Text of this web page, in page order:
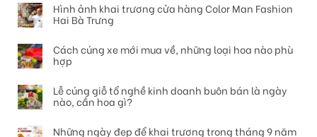
Hình ảnh khai trương cửa hàng Color Man Fashion
Hai Bà Trưng
Cách cúng xe mới mua về, những loại hoa nào phù
hợp
Lễ cúng giỗ tổ nghề kinh doanh buôn bán là ngày
nào, cần hoa gì?
Những ngày đẹp để khai trương trong tháng 9 năm